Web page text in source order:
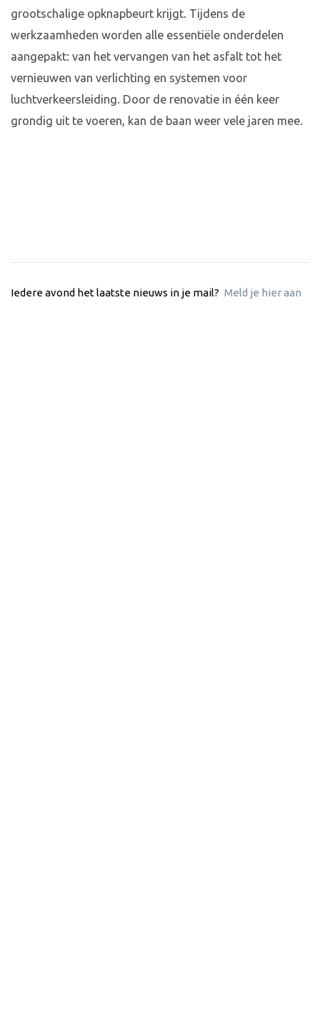
grootschalige opknapbeurt krijgt. Tijdens de
werkzaamheden worden alle essentiële onderdelen
aangepakt: van het vervangen van het asfalt tot het
vernieuwen van verlichting en systemen voor
luchtverkeersleiding. Door de renovatie in één keer
grondig uit te voeren, kan de baan weer vele jaren mee.
Iedere avond het laatste nieuws in je mail? Meld je hier aan